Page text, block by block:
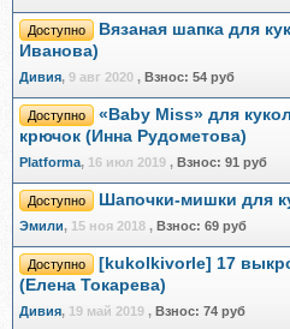
Доступно
Вязаная шапка для
Иванова)
Дивия, 9 авг 2020 , Взнос: 54 руб
Доступно
«Baby Miss» для
крючок (Инна Рудометова)
Platforma, 16 июл 2019 , Взнос: 91 руб
Доступно Шапочки-мишки для
Эмили, 15 ноя 2018 , Взнос: 69 руб
Доступно
[kukolkivorle] 17
(Елена Токарева)
Дивия, 19 май 2019 , Взнос: 74 руб